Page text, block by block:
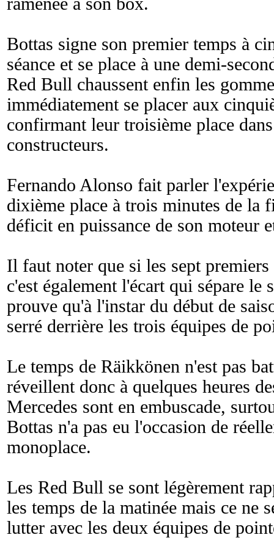
Bottas signe son premier temps à
séance et se place à une demi-
Red Bull chaussent enfin les
immédiatement se placer aux
confirmant leur troisième place
constructeurs.
Fernando Alonso fait parler
dixième place à trois minutes de la
déficit en puissance de son moteur
Il faut noter que si les sept
c'est également l'écart qui sépare le
prouve qu'à l'instar du début de
serré derrière les trois équipes de
Le temps de Räikkönen n'est pas
réveillent donc à quelques heures
Mercedes sont en embuscade,
Bottas n'a pas eu l'occasion de
monoplace.
Les Red Bull se sont légèrement
les temps de la matinée mais ce ne
lutter avec les deux équipes de